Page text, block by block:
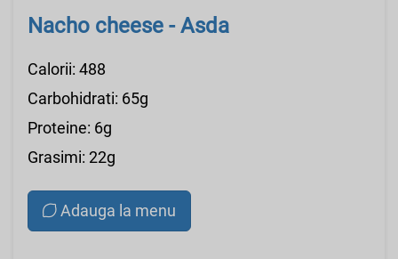
Nacho cheese - Asda
Calorii: 488
Carbohidrati: 65g
Proteine: 6g
Grasimi: 22g
Adauga la menu